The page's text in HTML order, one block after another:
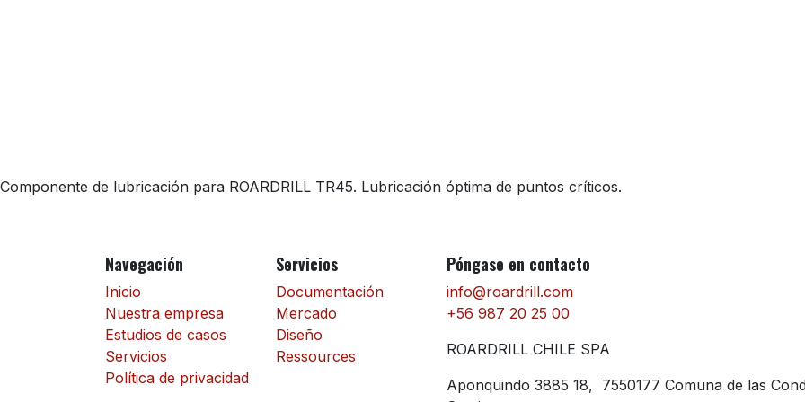
Componente de lubricación para ROARDRILL TR45. Lubricación óptima de puntos críticos.
Navegación
Inicio
Nuestra empresa
Estudios de casos
Servicios
Política de privacidad
Servicios
Documentación
Mercado
Diseño
Ressources
Póngase en contacto
info@roardrill.com
+56 987 20 25 00
ROARDRILL CHILE SPA
Aponquindo 3885 18, 7550177 Comuna de las